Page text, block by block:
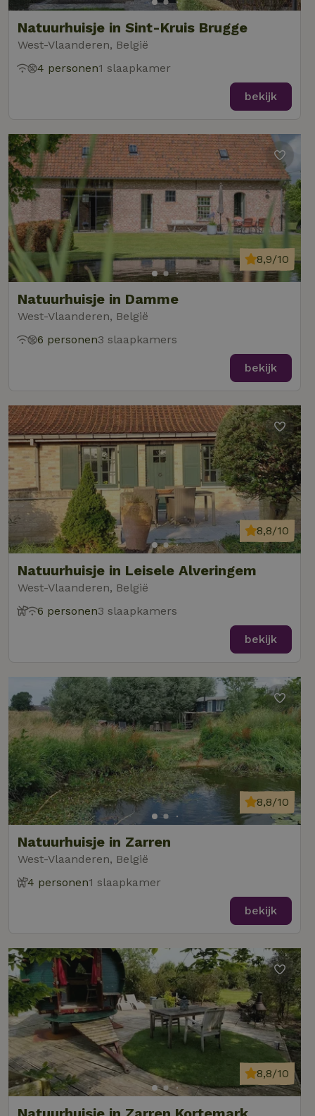
Natuurhuisje in Sint-Kruis Brugge
West-Vlaanderen, België
4 personen1 slaapkamer
bekijk
Natuurhuisje in Damme
West-Vlaanderen, België
8,9/10
6 personen3 slaapkamers
bekijk
Natuurhuisje in Leisele Alveringem
West-Vlaanderen, België
8,8/10
6 personen3 slaapkamers
bekijk
Natuurhuisje in Zarren
West-Vlaanderen, België
8,8/10
4 personen1 slaapkamer
bekijk
8,8/10